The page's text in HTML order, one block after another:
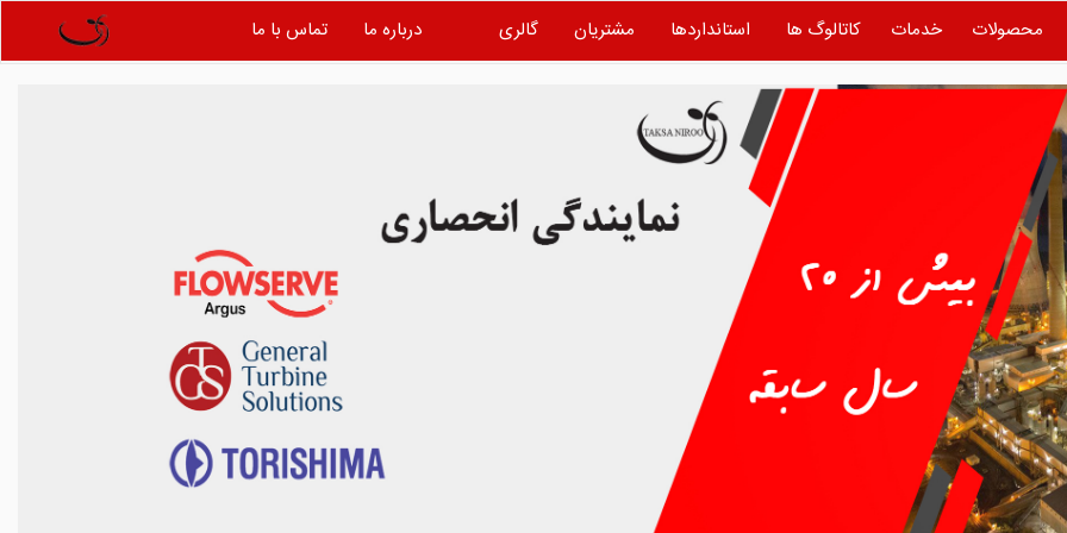
محصولات خدمات کاتالوگ ها استانداردها مشتریان گالری درباره ما تماس با ما